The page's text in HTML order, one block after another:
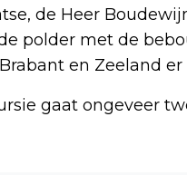
de Heer
de polder met de
en Zeeland
gaat ongeveer